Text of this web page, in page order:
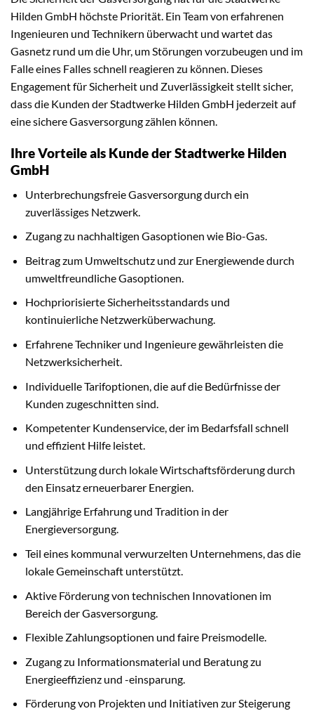
Hilden GmbH höchste Priorität. Ein Team von erfahrenen
Ingenieuren und Technikern überwacht und wartet das
Gasnetz rund um die Uhr, um Störungen vorzubeugen und im
Falle eines Falles schnell reagieren zu können. Dieses
Engagement für Sicherheit und Zuverlässigkeit stellt sicher,
dass die Kunden der Stadtwerke Hilden GmbH jederzeit auf
eine sichere Gasversorgung zählen können.
Ihre Vorteile als Kunde der Stadtwerke Hilden
GmbH
Unterbrechungsfreie Gasversorgung durch ein
zuverlässiges Netzwerk.
Zugang zu nachhaltigen Gasoptionen wie Bio-Gas.
Beitrag zum Umweltschutz und zur Energiewende durch
umweltfreundliche Gasoptionen.
Hochpriorisierte Sicherheitsstandards und
kontinuierliche Netzwerküberwachung.
Erfahrene Techniker und Ingenieure gewährleisten die
Netzwerksicherheit.
Individuelle Tarifoptionen, die auf die Bedürfnisse der
Kunden zugeschnitten sind.
Kompetenter Kundenservice, der im Bedarfsfall schnell
und effizient Hilfe leistet.
Unterstützung durch lokale Wirtschaftsförderung durch
den Einsatz erneuerbarer Energien.
Langjährige Erfahrung und Tradition in der
Energieversorgung.
Teil eines kommunal verwurzelten Unternehmens, das die
lokale Gemeinschaft unterstützt.
Aktive Förderung von technischen Innovationen im
Bereich der Gasversorgung.
Flexible Zahlungsoptionen und faire Preismodelle.
Zugang zu Informationsmaterial und Beratung zu
Energieeffizienz und -einsparung.
Förderung von Projekten und Initiativen zur Steigerung